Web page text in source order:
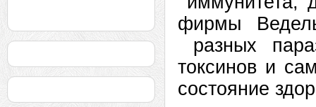
фирмы
разных
токсинов и
состояние